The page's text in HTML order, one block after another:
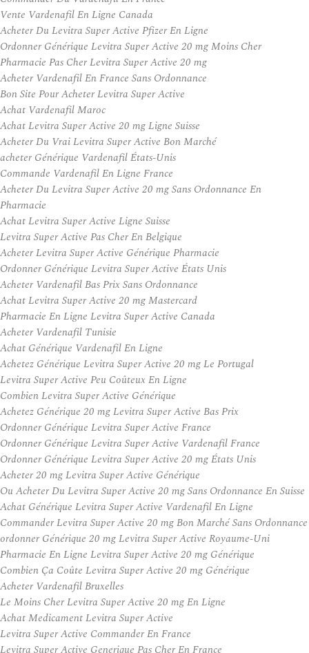
Vente Vardenafil En Ligne Canada
Acheter Du Levitra Super Active Pfizer En Ligne
Ordonner Générique Levitra Super Active 20 mg Moins Cher
Pharmacie Pas Cher Levitra Super Active 20 mg
Acheter Vardenafil En France Sans Ordonnance
Bon Site Pour Acheter Levitra Super Active
Achat Vardenafil Maroc
Achat Levitra Super Active 20 mg Ligne Suisse
Acheter Du Vrai Levitra Super Active Bon Marché
acheter Générique Vardenafil États-Unis
Commande Vardenafil En Ligne France
Acheter Du Levitra Super Active 20 mg Sans Ordonnance En
Pharmacie
Achat Levitra Super Active Ligne Suisse
Levitra Super Active Pas Cher En Belgique
Acheter Levitra Super Active Générique Pharmacie
Ordonner Générique Levitra Super Active États Unis
Acheter Vardenafil Bas Prix Sans Ordonnance
Achat Levitra Super Active 20 mg Mastercard
Pharmacie En Ligne Levitra Super Active Canada
Acheter Vardenafil Tunisie
Achat Générique Vardenafil En Ligne
Achetez Générique Levitra Super Active 20 mg Le Portugal
Levitra Super Active Peu Coûteux En Ligne
Combien Levitra Super Active Générique
Achetez Générique 20 mg Levitra Super Active Bas Prix
Ordonner Générique Levitra Super Active France
Ordonner Générique Levitra Super Active Vardenafil France
Ordonner Générique Levitra Super Active 20 mg États Unis
Acheter 20 mg Levitra Super Active Générique
Ou Acheter Du Levitra Super Active 20 mg Sans Ordonnance En Suisse
Achat Générique Levitra Super Active Vardenafil En Ligne
Commander Levitra Super Active 20 mg Bon Marché Sans Ordonnance
ordonner Générique 20 mg Levitra Super Active Royaume-Uni
Pharmacie En Ligne Levitra Super Active 20 mg Générique
Combien Ça Coûte Levitra Super Active 20 mg Générique
Acheter Vardenafil Bruxelles
Le Moins Cher Levitra Super Active 20 mg En Ligne
Achat Medicament Levitra Super Active
Levitra Super Active Commander En France